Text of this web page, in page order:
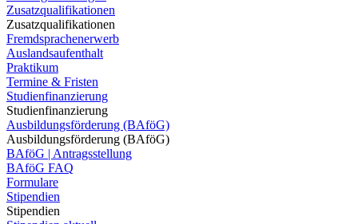
Zusatzqualifikationen
Zusatzqualifikationen
Fremdsprachenerwerb
Auslandsaufenthalt
Praktikum
Termine & Fristen
Studienfinanzierung
Studienfinanzierung
Ausbildungsförderung (BAföG)
Ausbildungsförderung (BAföG)
BAföG | Antragsstellung
BAföG FAQ
Formulare
Stipendien
Stipendien